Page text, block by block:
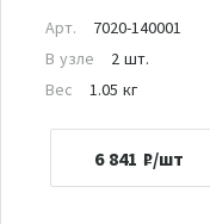
Арт.
7020-140001
В узле
2 шт.
Вес
1.05 кг
6 841 ₽/шт